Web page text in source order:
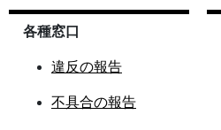
各種窓口
違反の報告
不具合の報告